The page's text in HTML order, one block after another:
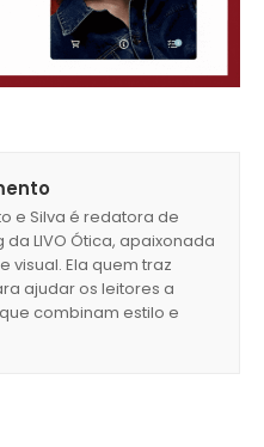
e Silva é redatora de
LIVO Ótica, apaixonada
visual. Ela quem traz
ajudar os leitores a
combinam estilo e